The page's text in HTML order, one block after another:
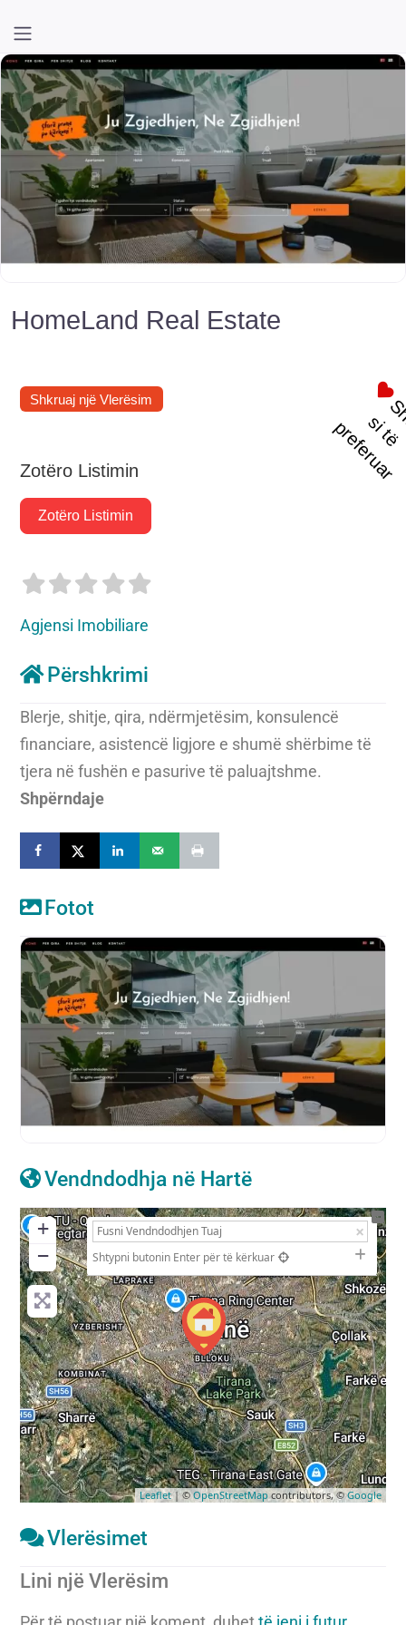
HomeLand Real Estate
t
s
i
p
r
Shkruaj një Vlerësim
Zotëro Listimin
Zotëro Listimin
Agjensi Imobiliare
Përshkrimi
Blerje, shitje, qira, ndërmjetësim, konsulencë
financiare, asistencë ligjore e shumë shërbime të
tjera në fushën e pasurive të paluajtshme.
Shpërndaje
Fotot
Vendndodhja në Hartë
+
−
Shtypni butonin Enter për të kërkuar
Leaflet| ©OpenStreetMapcontributors, ©Google
Vlerësimet
Lini një Vlerësim